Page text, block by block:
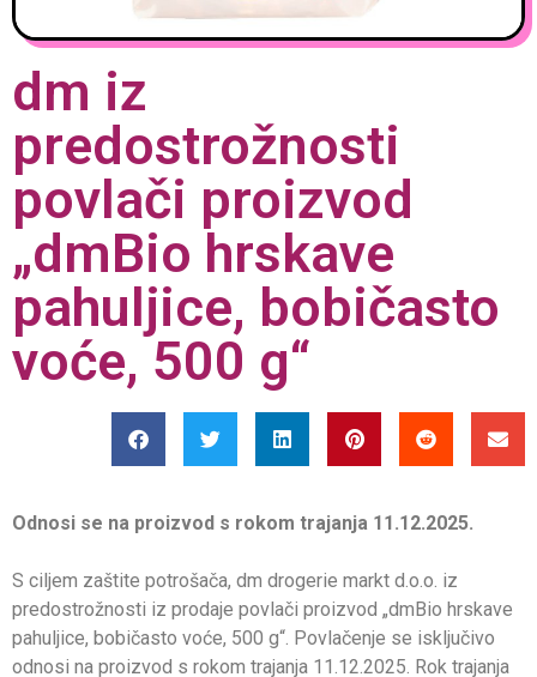
dm iz
predostrožnosti
povlači proizvod
„dmBio hrskave
pahuljice, bobičasto
voće, 500 g“
Odnosi se na proizvod s rokom trajanja 11.12.2025.
S ciljem zaštite potrošača, dm drogerie markt d.o.o. iz
predostrožnosti iz prodaje povlači proizvod „dmBio hrskave
pahuljice, bobičasto voće, 500 g“. Povlačenje se isključivo
odnosi na proizvod s rokom trajanja 11.12.2025. Rok trajanja